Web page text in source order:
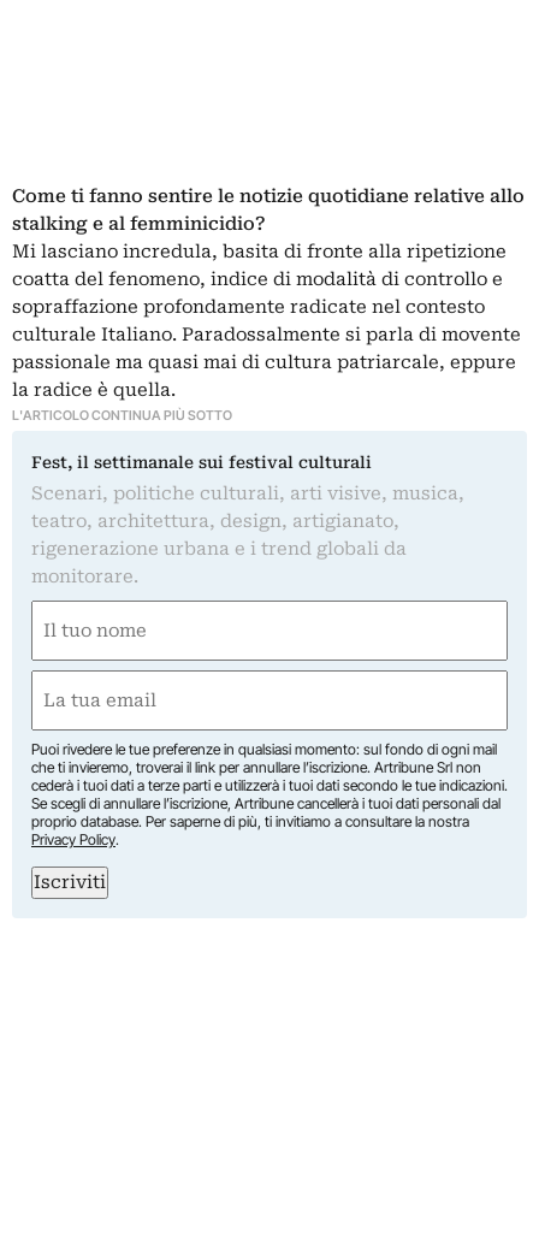
Come ti fanno sentire le notizie quotidiane relative allo
stalking e al femminicidio?
Mi lasciano incredula, basita di fronte alla ripetizione
coatta del fenomeno, indice di modalità di controllo e
sopraffazione profondamente radicate nel contesto
culturale Italiano. Paradossalmente si parla di movente
passionale ma quasi mai di cultura patriarcale, eppure
la radice è quella.
L'ARTICOLO CONTINUA PIÙ SOTTO
Fest, il settimanale sui festival culturali
Scenari, politiche culturali, arti visive, musica,
teatro, architettura, design, artigianato,
rigenerazione urbana e i trend globali da
monitorare.
(Required)
First
(Required)
Puoi rivedere le tue preferenze in qualsiasi momento: sul fondo di ogni mail
che ti invieremo, troverai il link per annullare l’iscrizione. Artribune Srl non
cederà i tuoi dati a terze parti e utilizzerà i tuoi dati secondo le tue indicazioni.
Se scegli di annullare l’iscrizione, Artribune cancellerà i tuoi dati personali dal
proprio database. Per saperne di più, ti invitiamo a consultare la nostra
Privacy Policy.
Iscriviti